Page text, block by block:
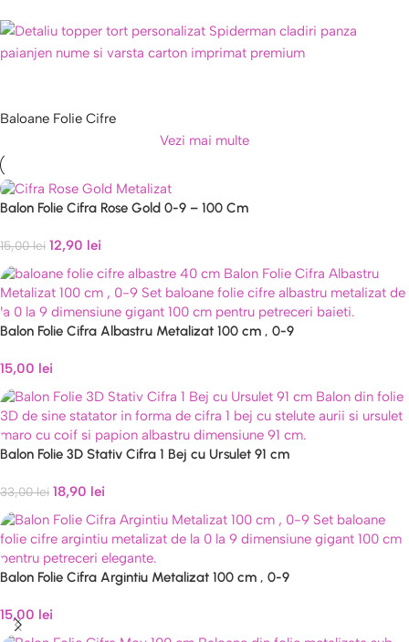
Baloane Folie Cifre
Vezi mai multe
Balon Folie Cifra Rose Gold 0-9 – 100 Cm
15,00lei 12,90 lei
Balon Folie Cifra Albastru Metalizat 100 cm , 0-9
15,00 lei
Balon Folie 3D Stativ Cifra 1 Bej cu Ursulet 91 cm
33,00lei 18,90 lei
Balon Folie Cifra Argintiu Metalizat 100 cm , 0-9
15,00 lei